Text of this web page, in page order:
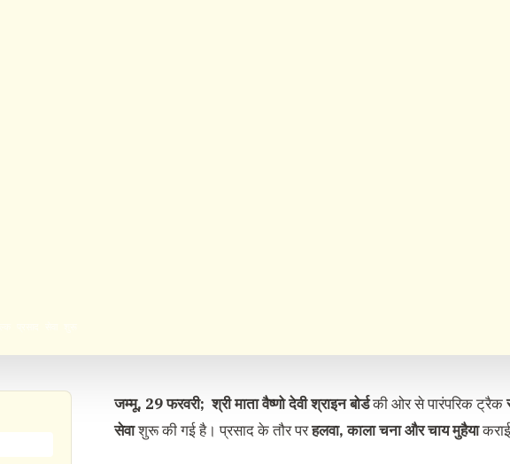
जम्मू, 29 फरवरी; श्री माता वैष्णो देवी श्राइन बोर्डकी ओर से पारंपरिक ट्रैक
सेवाशुरू की गई है। प्रसाद के तौर परहलवा, काला चना और चाय मुहैया